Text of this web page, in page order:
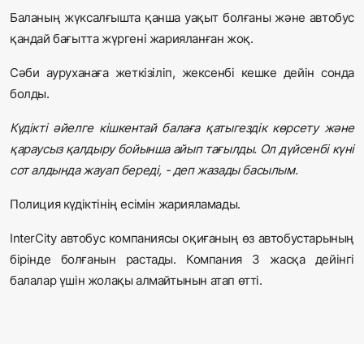
Баланың жүксалғышта қанша уақыт болғаны және автобус
қандай бағытта жүргені жарияланған жоқ.
Сәби ауруханаға жеткізіліп, жексенбі кешке дейін сонда
болды.
Күдікті әйелге кішкентай балаға қатыгездік көрсету және
қараусыз қалдыру бойынша айып тағылды. Ол дүйсенбі күні
сот алдында жауап береді, - деп жазады басылым.
Полиция күдіктінің есімін жарияламады.
InterCity автобус компаниясы оқиғаның өз автобустарының
бірінде болғанын растады. Компания 3 жасқа дейінгі
балалар үшін жолақы алмайтынын атап өтті.